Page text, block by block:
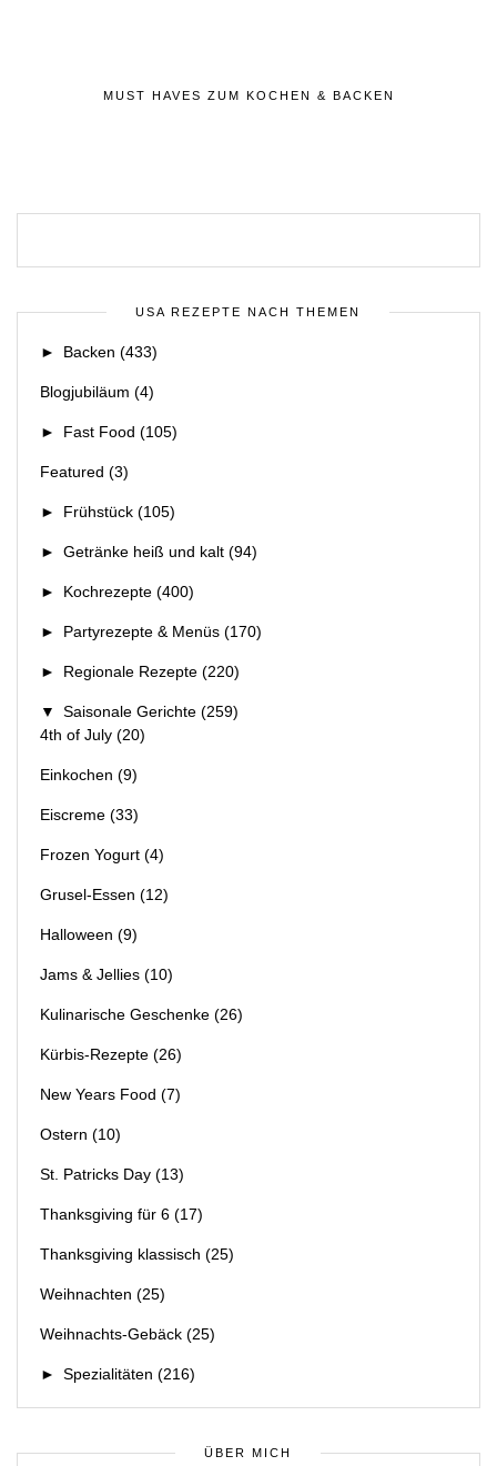
MUST HAVES ZUM KOCHEN & BACKEN
USA REZEPTE NACH THEMEN
► Backen (433)
Blogjubiläum (4)
► Fast Food (105)
Featured (3)
► Frühstück (105)
► Getränke heiß und kalt (94)
► Kochrezepte (400)
► Partyrezepte & Menüs (170)
► Regionale Rezepte (220)
▼ Saisonale Gerichte (259)
4th of July (20)
Einkochen (9)
Eiscreme (33)
Frozen Yogurt (4)
Grusel-Essen (12)
Halloween (9)
Jams & Jellies (10)
Kulinarische Geschenke (26)
Kürbis-Rezepte (26)
New Years Food (7)
Ostern (10)
St. Patricks Day (13)
Thanksgiving für 6 (17)
Thanksgiving klassisch (25)
Weihnachten (25)
Weihnachts-Gebäck (25)
► Spezialitäten (216)
ÜBER MICH